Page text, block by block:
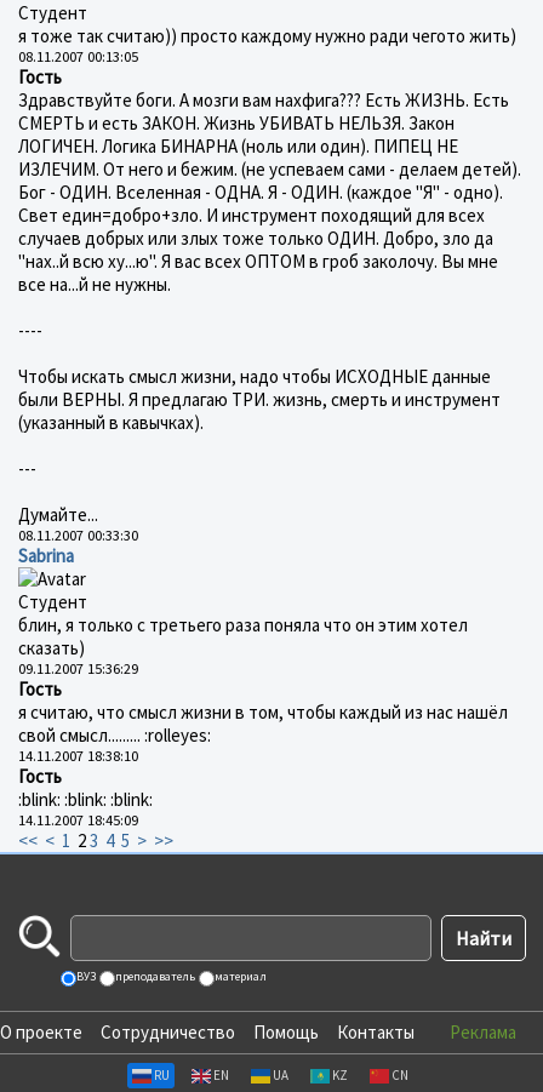
Студент
я тоже так считаю)) просто каждому нужно ради чегото жить)
08.11.2007 00:13:05
Гость
Здравствуйте боги. А мозги вам нахфига??? Есть ЖИЗНЬ. Есть
СМЕРТЬ и есть ЗАКОН. Жизнь УБИВАТЬ НЕЛЬЗЯ. Закон
ЛОГИЧЕН. Логика БИНАРНА (ноль или один). ПИПЕЦ НЕ
ИЗЛЕЧИМ. От него и бежим. (не успеваем сами - делаем детей).
Бог - ОДИН. Вселенная - ОДНА. Я - ОДИН. (каждое "Я" - одно).
Свет един=добро+зло. И инструмент походящий для всех
случаев добрых или злых тоже только ОДИН. Добро, зло да
"нах..й всю ху...ю". Я вас всех ОПТОМ в гроб заколочу. Вы мне
все на...й не нужны.
----
Чтобы искать смысл жизни, надо чтобы ИСХОДНЫЕ данные
были ВЕРНЫ. Я предлагаю ТРИ. жизнь, смерть и инструмент
(указанный в кавычках).
---
Думайте...
08.11.2007 00:33:30
Sabrina
Студент
блин, я только с третьего раза поняла что он этим хотел
сказать)
09.11.2007 15:36:29
Гость
я считаю, что смысл жизни в том, чтобы каждый из нас нашёл
свой смысл......... :rolleyes:
14.11.2007 18:38:10
Гость
:blink: :blink: :blink:
14.11.2007 18:45:09
<< < 1 23 4 5 > >>
ВУЗ преподаватель материал
О проекте Сотрудничество Помощь Контакты Реклама
RU EN UA KZ CN